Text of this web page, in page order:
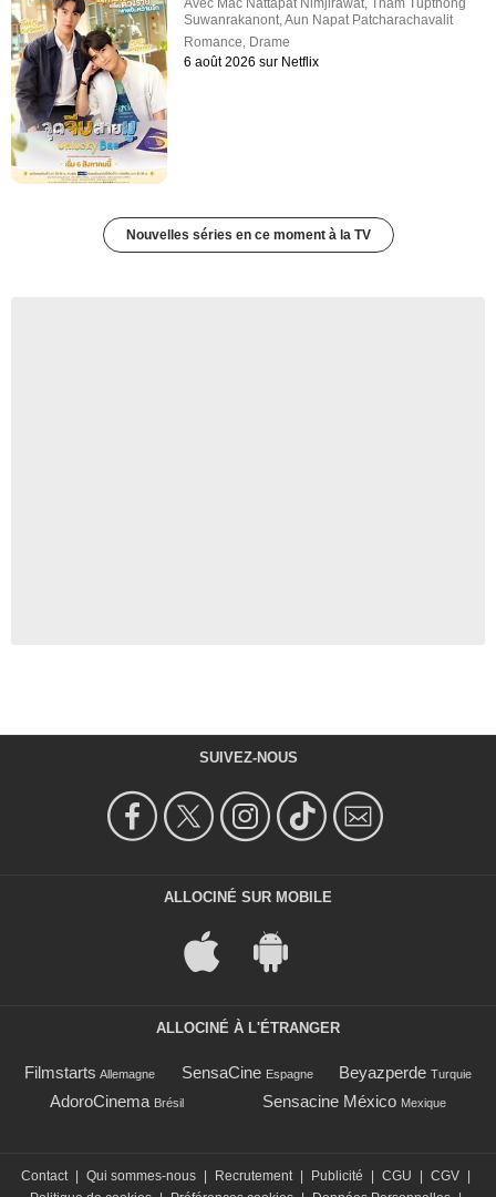
Suwanrakanont ,Aun Napat Patcharachavalit
Romance Drame
6 août 2026 sur Netflix
Nouvelles séries en ce moment à la TV
SUIVEZ-NOUS
ALLOCINÉ SUR MOBILE
ALLOCINÉ À L'ÉTRANGER
Filmstarts Allemagne SensaCine Espagne Beyazperde Turquie
AdoroCinema Brésil Sensacine México Mexique
Contact Qui sommes-nous Recrutement Publicité CGU CGV